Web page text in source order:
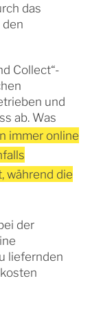
das
Collect“-
und
ab. Was
immer online
während die
der
liefernden